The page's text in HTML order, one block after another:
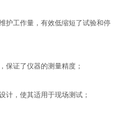
工作量，有效低缩短了试验和停
证了仪器的测量精度；
，使其适用于现场测试；